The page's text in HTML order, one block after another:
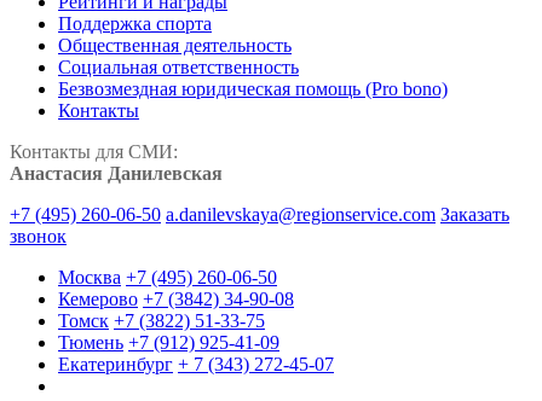
Поддержка спорта
Общественная деятельность
Социальная ответственность
Безвозмездная юридическая помощь (Pro bono)
Контакты
Контакты для СМИ:
Анастасия Данилевская
+7 (495) 260-06-50 a.danilevskaya@regionservice.com Заказать
звонок
Москва +7 (495) 260-06-50
Кемерово +7 (3842) 34-90-08
Томск +7 (3822) 51-33-75
Тюмень +7 (912) 925-41-09
Екатеринбург + 7 (343) 272-45-07